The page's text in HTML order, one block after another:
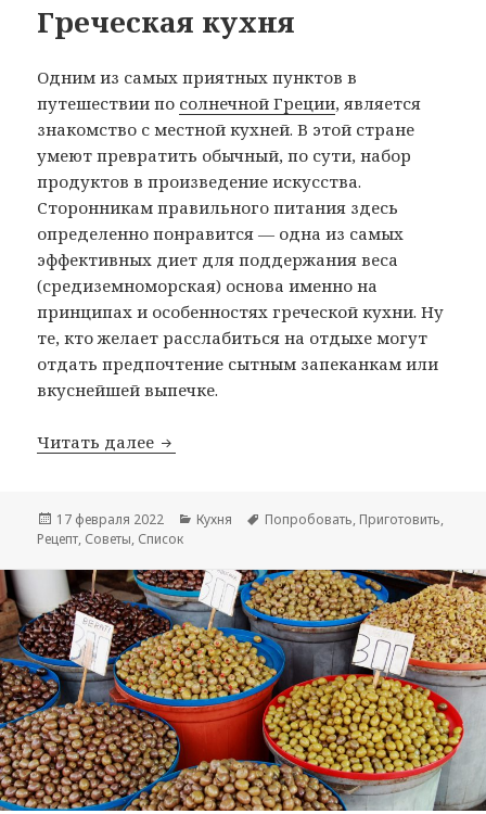
Греческая кухня
Одним из самых приятных пунктов в
путешествии по солнечной Греции, является
знакомство с местной кухней. В этой стране
умеют превратить обычный, по сути, набор
продуктов в произведение искусства.
Сторонникам правильного питания здесь
определенно понравится — одна из самых
эффективных диет для поддержания веса
(средиземноморская) основа именно на
принципах и особенностях греческой кухни. Ну
те, кто желает расслабиться на отдыхе могут
отдать предпочтение сытным запеканкам или
вкуснейшей выпечке.
Читать далее Греческая кухня
Опубликовано
17 февраля 2022 Рубрики
Кухня Метки
Попробовать, Приготовить,
Рецепт, Советы, Список